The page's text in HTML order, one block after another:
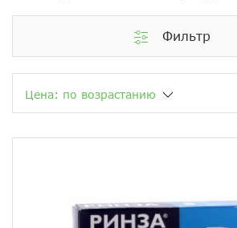
Фильтр
Цена: по возрастанию